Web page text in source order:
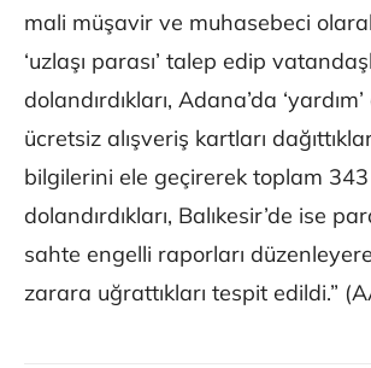
mali müşavir ve muhasebeci
‘uzlaşı parası’ talep edip
dolandırdıkları, Adana’da
ücretsiz alışveriş kartları
bilgilerini ele geçirerek toplam 343
dolandırdıkları, Balıkesir’de ise
sahte engelli raporları
zarara uğrattıkları tespit edildi.”